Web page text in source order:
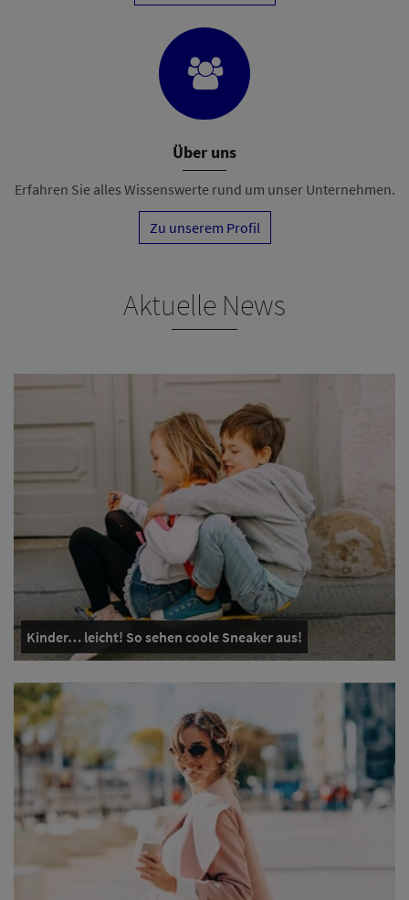
Über uns
Erfahren Sie alles Wissenswerte rund um unser Unternehmen.
Zu unserem Profil
Aktuelle News
Kinder… leicht! So sehen coole Sneaker aus!